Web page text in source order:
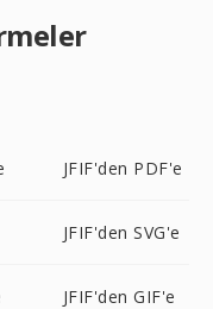
JFIF'den PDF'e
JFIF'den SVG'e
JFIF'den GIF'e